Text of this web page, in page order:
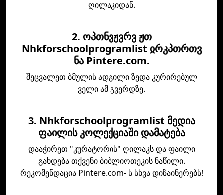
ღილაკიდან.
2. ოპთნვჟვრვ ჟთ
Nhkforschoolprogramlist ჲრკპთრთვ
ნა Pintere.com.
შეცვალეთ ბმულის ადგილი ზედა კურირებულ
ველი ამ გვერდზე.
3. Nhkforschoolprogramlist მედია
ფაილის კოლექციაში დამატება
დააჭირეთ "კურატორის" ღილაკს და ფაილი
გახდება თქვენი ბიბლიოთეკის ნაწილი.
რეკომენდაცია Pintere.com- ს სხვა დიზაინერებს!